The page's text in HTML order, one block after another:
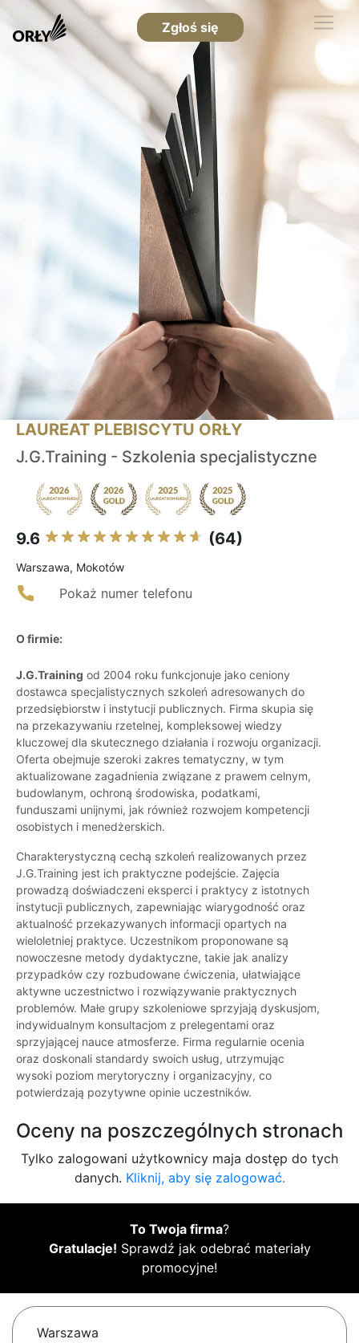
Zgłoś się
LAUREAT PLEBISCYTU ORŁY
J.G.Training - Szkolenia specjalistyczne
9.6 (64)
Warszawa, Mokotów
Pokaż numer telefonu
O firmie:
J.G.Training od 2004 roku funkcjonuje jako ceniony
dostawca specjalistycznych szkoleń adresowanych do
przedsiębiorstw i instytucji publicznych. Firma skupia się
na przekazywaniu rzetelnej, kompleksowej wiedzy
kluczowej dla skutecznego działania i rozwoju organizacji.
Oferta obejmuje szeroki zakres tematyczny, w tym
aktualizowane zagadnienia związane z prawem celnym,
budowlanym, ochroną środowiska, podatkami,
funduszami unijnymi, jak również rozwojem kompetencji
osobistych i menedżerskich.
Charakterystyczną cechą szkoleń realizowanych przez
J.G.Training jest ich praktyczne podejście. Zajęcia
prowadzą doświadczeni eksperci i praktycy z istotnych
instytucji publicznych, zapewniając wiarygodność oraz
aktualność przekazywanych informacji opartych na
wieloletniej praktyce. Uczestnikom proponowane są
nowoczesne metody dydaktyczne, takie jak analizy
przypadków czy rozbudowane ćwiczenia, ułatwiające
aktywne uczestnictwo i rozwiązywanie praktycznych
problemów. Małe grupy szkoleniowe sprzyjają dyskusjom,
indywidualnym konsultacjom z prelegentami oraz
sprzyjającej nauce atmosferze. Firma regularnie ocenia
oraz doskonali standardy swoich usług, utrzymując
wysoki poziom merytoryczny i organizacyjny, co
potwierdzają pozytywne opinie uczestników.
Oceny na poszczególnych stronach
Tylko zalogowani użytkownicy maja dostęp do tych
danych. Kliknij, aby się zalogować.
To Twoja firma?
Gratulacje! Sprawdź jak odebrać materiały
promocyjne!
Warszawa